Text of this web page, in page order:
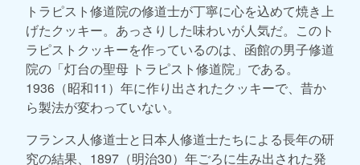
トラピスト修道院の修道士が丁寧に心を込めて焼き上
げたクッキー。あっさりした味わいが人気だ。このト
ラピストクッキーを作っているのは、函館の男子修道
院の「灯台の聖母 トラピスト修道院」である。
1936（昭和11）年に作り出されたクッキーで、昔か
ら製法が変わっていない。
フランス人修道士と日本人修道士たちによる長年の研
究の結果、1897（明治30）年ごろに生み出された発